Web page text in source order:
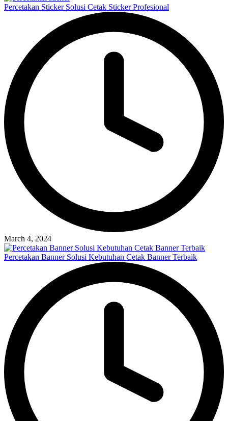
Percetakan Sticker Solusi Cetak Sticker Profesional
March 4, 2024
Percetakan Banner Solusi Kebutuhan Cetak Banner Terbaik